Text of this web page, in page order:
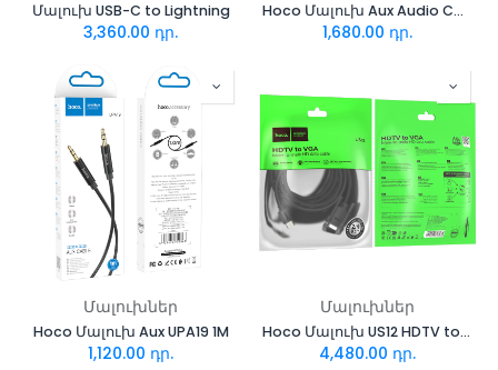
Մալուխ USB-C to Lightning
3,360.00 դր.
Hoco Մալուխ Aux Audio Cable UPA14
1,680.00 դր.
Մալուխներ
Hoco Մալուխ Aux UPA19 1M
1,120.00 դր.
Մալուխներ
Hoco Մալուխ US12 HDTV to VGA 2M
4,480.00 դր.